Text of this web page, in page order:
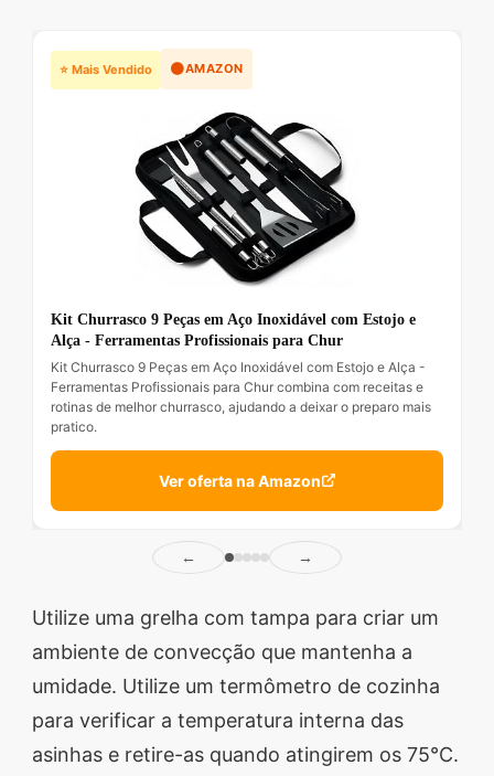
⭐ Mais Vendido 🟠AMAZON
Kit Churrasco 9 Peças em Aço Inoxidável com Estojo e
Alça - Ferramentas Profissionais para Chur
Kit Churrasco 9 Peças em Aço Inoxidável com Estojo e Alça -
Ferramentas Profissionais para Chur combina com receitas e
rotinas de melhor churrasco, ajudando a deixar o preparo mais
pratico.
Ver oferta na Amazon
← →
Utilize uma grelha com tampa para criar um
ambiente de convecção que mantenha a
umidade. Utilize um termômetro de cozinha
para verificar a temperatura interna das
asinhas e retire-as quando atingirem os 75°C.